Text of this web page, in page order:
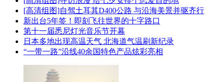
[高清组图]自驾土耳其D400公路 与沿海美景并驱齐行
新出台5年签！即刻飞往世界的十字路口
第十一届悉尼灯光音乐节开幕
日本多地出现高温天气 北海道气温刷新纪录
“一带一路”沿线40余国特色产品炫彩亮相